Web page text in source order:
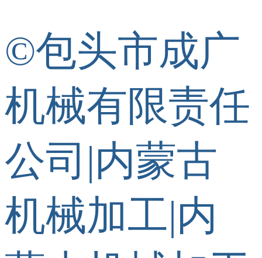
©包头市成广
机械有限责任
公司|内蒙古
机械加工|内